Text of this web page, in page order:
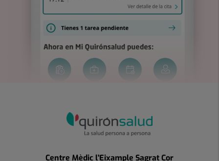
Centre Mèdic l'Eixample Sagrat Cor